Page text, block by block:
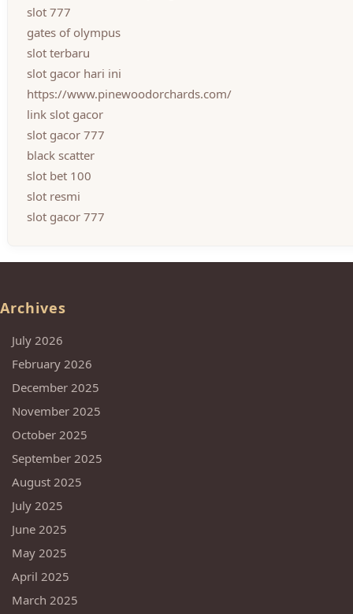
slot 777
gates of olympus
slot terbaru
slot gacor hari ini
https://www.pinewoodorchards.com/
link slot gacor
slot gacor 777
black scatter
slot bet 100
slot resmi
slot gacor 777
Archives
July 2026
February 2026
December 2025
November 2025
October 2025
September 2025
August 2025
July 2025
June 2025
May 2025
April 2025
March 2025